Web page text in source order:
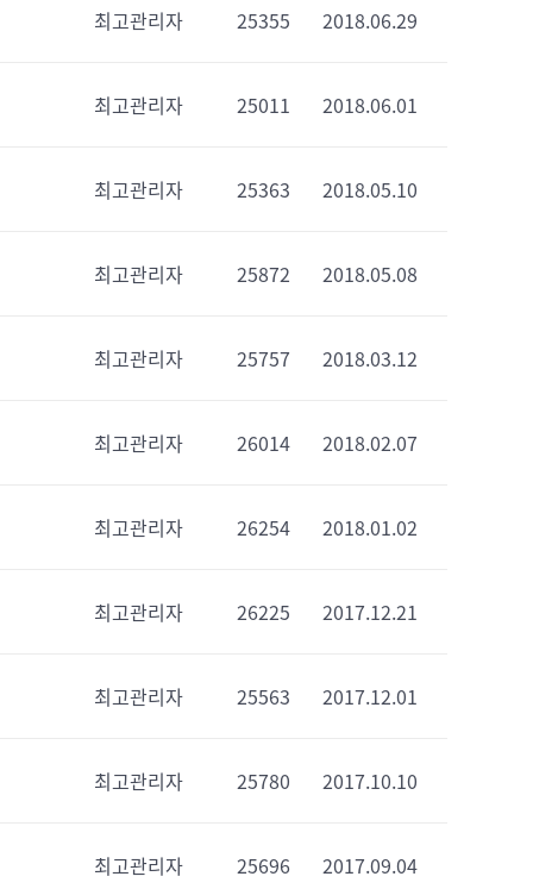
최고관리자 25355 2018.06.29
최고관리자 25011 2018.06.01
최고관리자 25363 2018.05.10
최고관리자 25872 2018.05.08
최고관리자 25757 2018.03.12
최고관리자 26014 2018.02.07
최고관리자 26254 2018.01.02
최고관리자 26225 2017.12.21
최고관리자 25563 2017.12.01
최고관리자 25780 2017.10.10
최고관리자 25696 2017.09.04